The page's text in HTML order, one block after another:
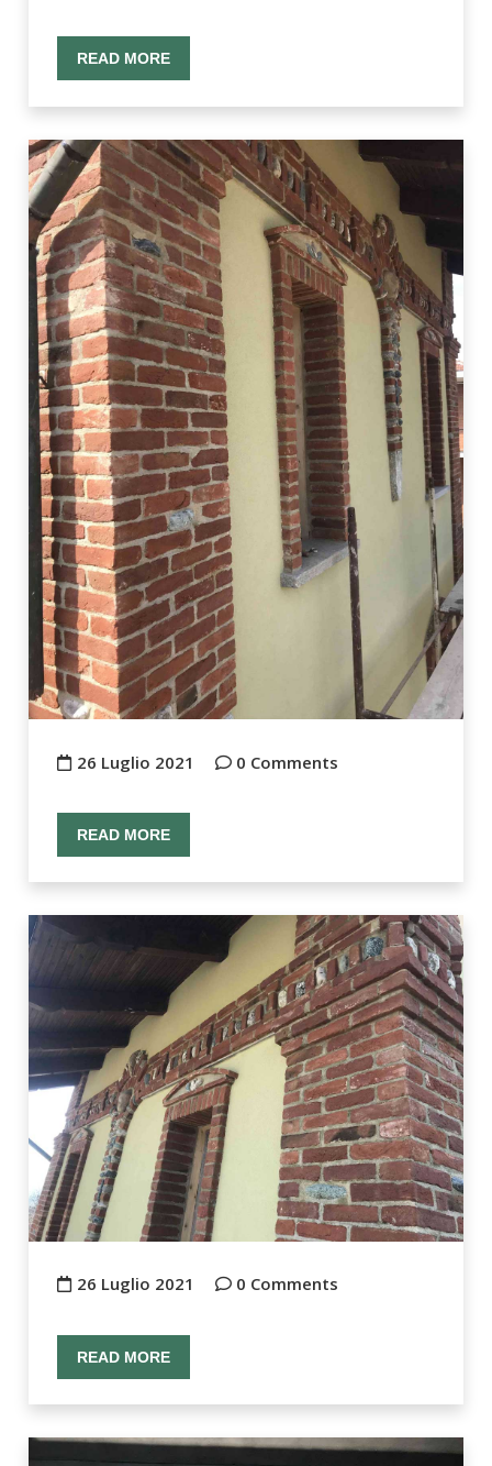
READ MORE
26 Luglio 2021 0 Comments
READ MORE
26 Luglio 2021 0 Comments
READ MORE